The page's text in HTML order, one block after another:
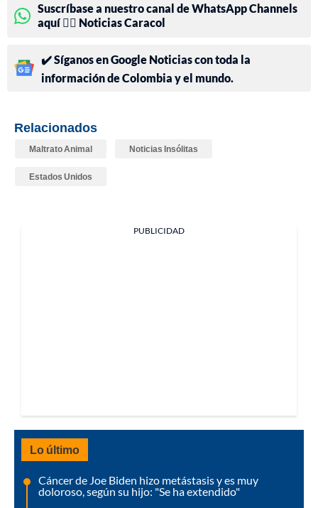
Suscríbase a nuestro canal de WhatsApp Channels
aquí 👉🏻 Noticias Caracol
✔️ Síganos en Google Noticias con toda la
información de Colombia y el mundo.
Relacionados
Maltrato Animal Noticias Insólitas
Estados Unidos
PUBLICIDAD
Lo último
Cáncer de Joe Biden hizo metástasis y es muy
doloroso, según su hijo: "Se ha extendido"